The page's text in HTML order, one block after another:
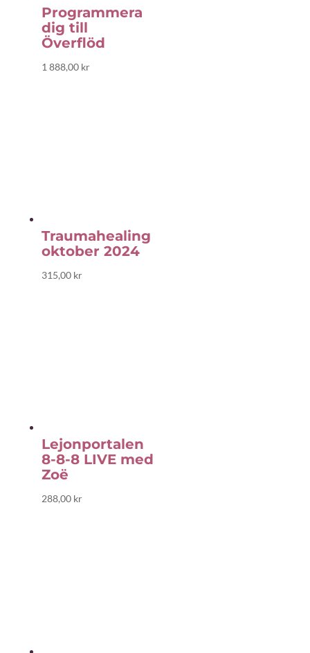
Programmera
dig till
Överflöd
1 888,00 kr
Traumahealing
oktober 2024
315,00 kr
Lejonportalen
8-8-8 LIVE med
Zoë
288,00 kr